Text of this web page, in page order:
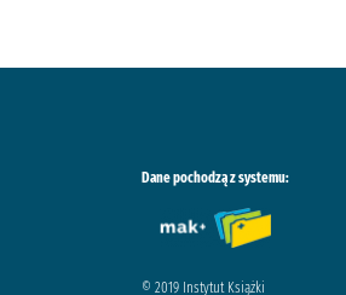
Dane pochodzą z systemu:
© 2019 Instytut Książki